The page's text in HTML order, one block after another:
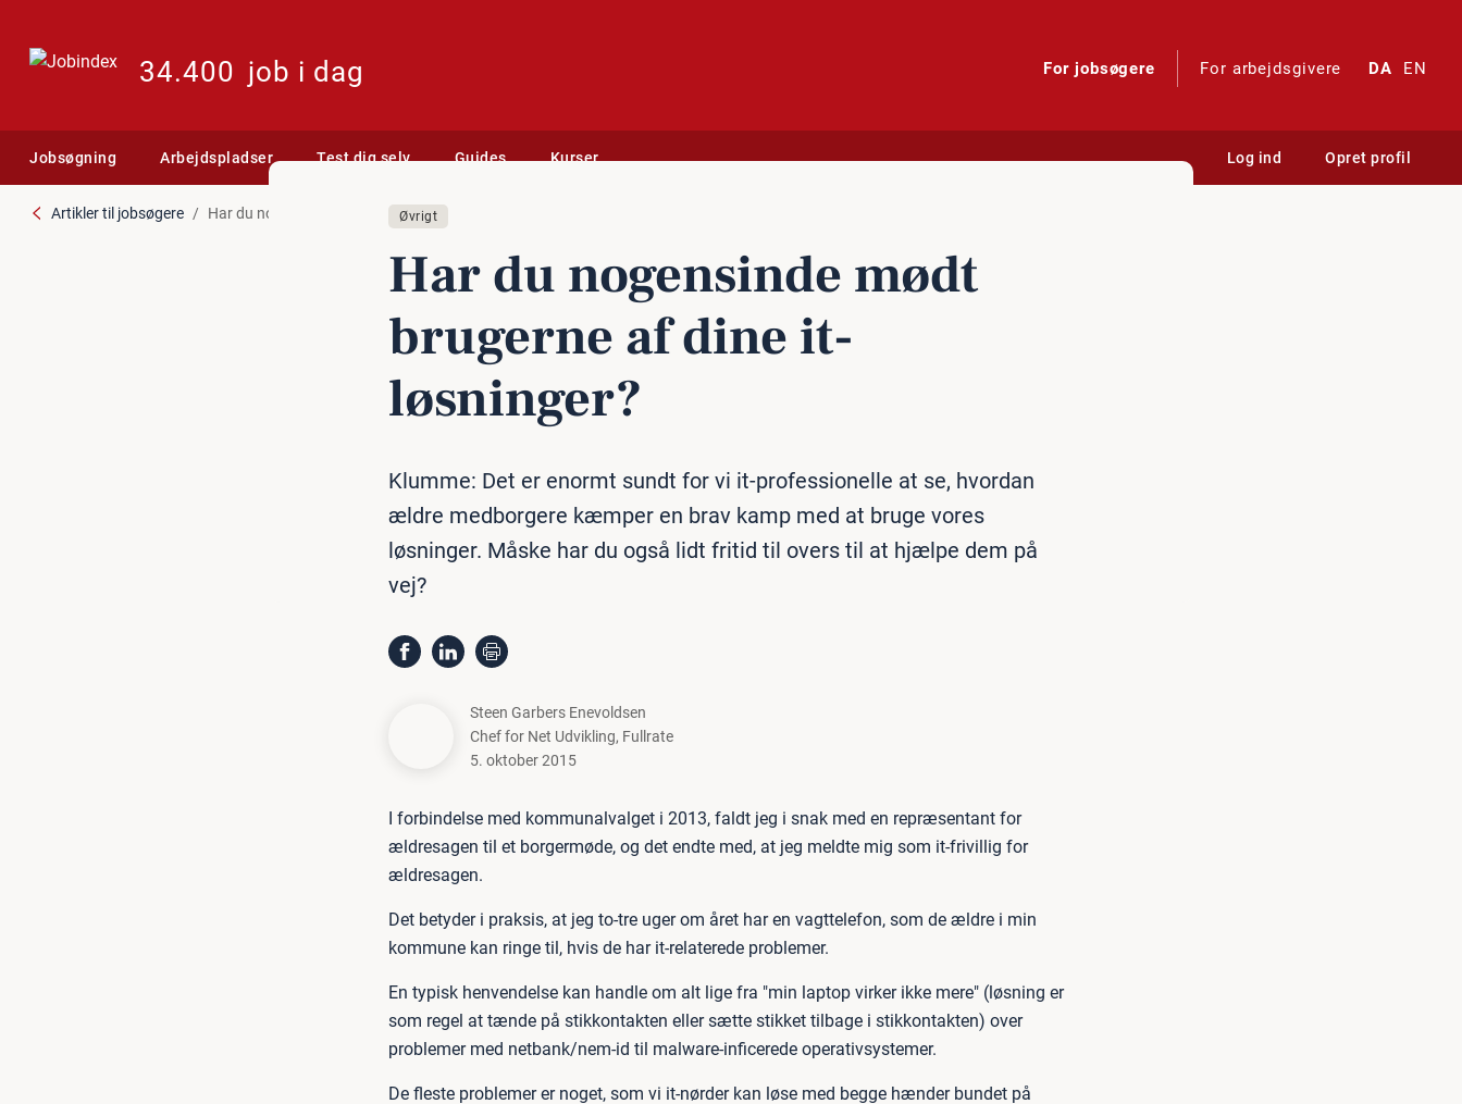
34.400 job i dag For jobsøgere For arbejdsgivere DA EN
Jobsøgning Arbejdspladser Test dig selv Guides Kurser Log ind Opret profil
Artikler til jobsøgere Har du nogensinde mødt brugerne af dine it-løsninger?
Øvrigt
Har du no­gen­sin­de mødt
brugerne af dine it-
løsninger?
Klumme: Det er enormt sundt for vi it-professionelle at se, hvordan
ældre medborgere kæmper en brav kamp med at bruge vores
løsninger. Måske har du også lidt fritid til overs til at hjælpe dem på
vej?
Steen Garbers Enevoldsen
Chef for Net Udvikling, Fullrate
5. oktober 2015
I forbindelse med kommunalvalget i 2013, faldt jeg i snak med en repræsentant for
ældresagen til et borgermøde, og det endte med, at jeg meldte mig som it-frivillig for
ældresagen.
Det betyder i praksis, at jeg to-tre uger om året har en vagttelefon, som de ældre i min
kommune kan ringe til, hvis de har it-relaterede problemer.
En typisk henvendelse kan handle om alt lige fra "min laptop virker ikke mere" (løsning er
som regel at tænde på stikkontakten eller sætte stikket tilbage i stikkontakten) over
problemer med netbank/nem-id til malware-inficerede operativsystemer.
De fleste problemer er noget, som vi it-nørder kan løse med begge hænder bundet på